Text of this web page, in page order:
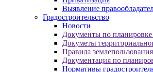
Выявление
Градостроительство
Новости
Документы по планировке
Докуметы
Правила
Документация по
Нормативы